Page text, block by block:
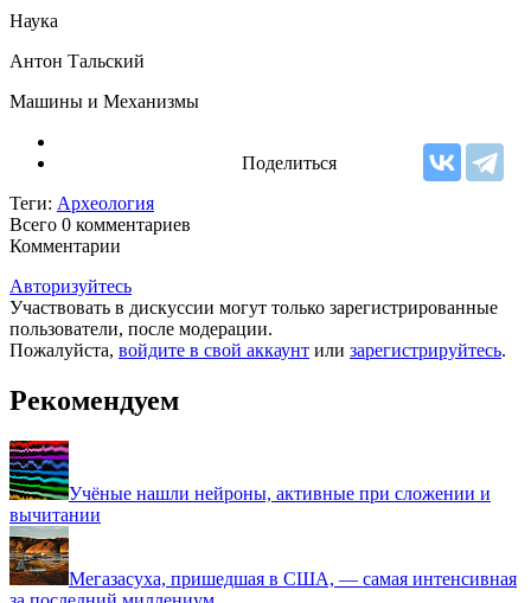
Наука
Антон Тальский
Машины и Механизмы
Поделиться
Теги: Археология
Всего 0 комментариев
Комментарии
Авторизуйтесь
Участвовать в дискуссии могут только зарегистрированные
пользователи, после модерации.
Пожалуйста, войдите в свой аккаунт или зарегистрируйтесь.
Рекомендуем
Учёные нашли нейроны, активные при сложении и
вычитании
Мегазасуха, пришедшая в США, — самая интенсивная